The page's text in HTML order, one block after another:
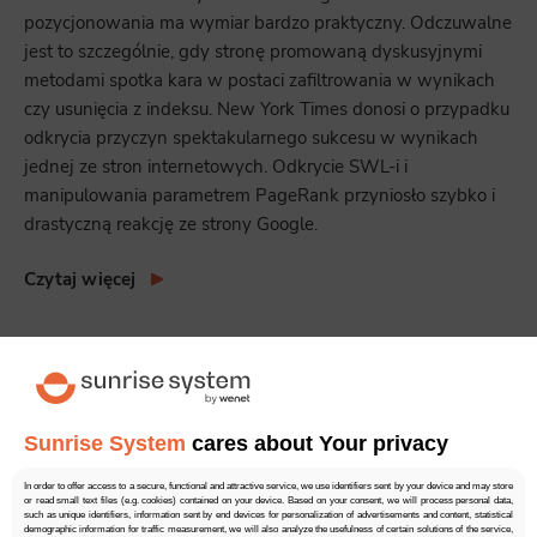
Sunrise System cares about Your privacy
In order to offer access to a secure, functional and attractive service, we use identifiers sent by your device and may store
or read small text files (e.g. cookies) contained on your device. Based on your consent, we will process personal data,
such as unique identifiers, information sent by end devices for personalization of advertisements and content, statistical
demographic information for traffic measurement, we will also analyze the usefulness of certain solutions of the service,
pozycjonowania ma wymiar bardzo praktyczny. Odczuwalne
jest to szczególnie, gdy stronę promowaną dyskusyjnymi
metodami spotka kara w postaci zafiltrowania w wynikach
czy usunięcia z indeksu. New York Times donosi o przypadku
odkrycia przyczyn spektakularnego sukcesu w wynikach
jednej ze stron internetowych. Odkrycie SWL-i i
manipulowania parametrem PageRank przyniosło szybko i
drastyczną reakcję ze strony Google.
Czytaj więcej
5.00 1 głosów